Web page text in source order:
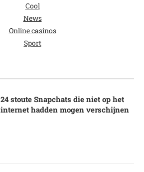
Cool
News
Online casinos
Sport
24 stoute Snapchats die niet op het
internet hadden mogen verschijnen